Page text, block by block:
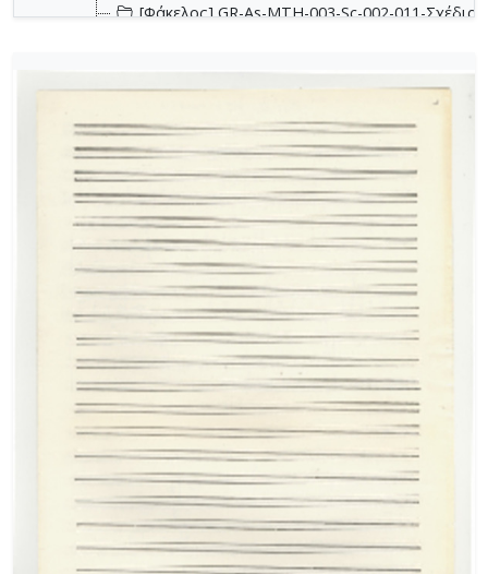
[Φάκελος] GR-As-MTH-003-Sc-002-011-
[Φάκελος] GR-As-MTH-003-Sc-003-014-
[Φάκελος] GR-As-MTH-003-Sc-003-015-
[Φάκελος] GR-As-MTH-003-Sc-003-016-
[Φάκελος] GR-As-MTH-003-Sc-003-017-
[Φάκελος] GR-As-MTH-003-Sc-003-018-
[Φάκελος] GR-As-MTH-003-Sc-003-019-
[Φάκελος] GR-As-MTH-003-Sc-004-020-Σκίτσα
[Φάκελος] GR-As-MTH-003-Sc-004-021-
[Φάκελος] GR-As-MTH-003-Sc-004-022-
[Φάκελος] GR-As-MTH-003-Sc-004-023-
[Φάκελος] GR-As-MTH-003-Sc-004-024-
[Φάκελος] GR-As-MTH-003-Sc-004-025-Το
[Φάκελος] GR-As-MTH-003-Sc-004-026-
[Φάκελος] GR-As-MTH-003-Sc-004-027-Μικρή
[Φάκελος] GR-As-MTH-003-Sc-004-028-
[Φάκελος] GR-As-MTH-003-Sc-004-029-
[Φάκελος] GR-As-MTH-003-Sc-004-030-Πέντε
[Φάκελος] GR-As-MTH-003-Sc-004-031-Έργο
[Φάκελος] GR-As-MTH-003-Sc-005-032-